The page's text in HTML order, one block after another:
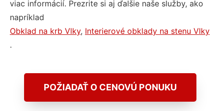
viac informácií. Prezrite si aj ďalšie naše služby, ako
napríklad
Obklad na krb Vlky, Interierové obklady na stenu Vlky
.
POŽIADAŤ O CENOVÚ PONUKU